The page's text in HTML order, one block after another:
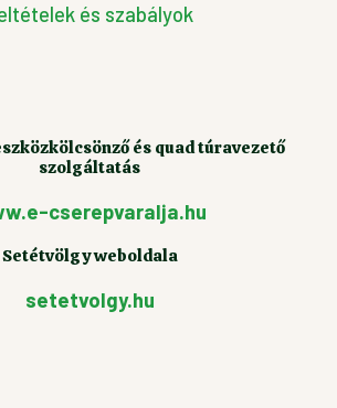
és szabályok
és quad túravezető
szolgáltatás
cserepvaralja.hu
Setétvölgy weboldala
setetvolgy.hu